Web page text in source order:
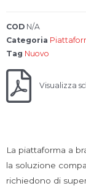
COD N/A
Categoria
Tag Nuovo
Visualizza
La piattaforma a
la soluzione
richiedono di